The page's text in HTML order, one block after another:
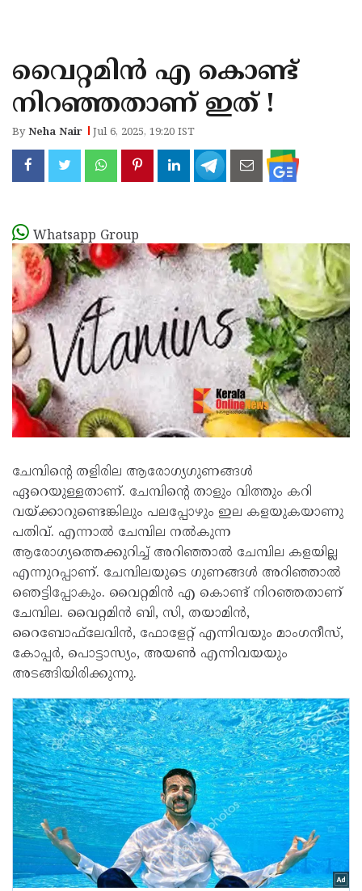
KANNUR
KASARAGOD
വൈറ്റമിന്‍ എ കൊണ്ട്
നിറഞ്ഞതാണ് ഇത് !
ByNeha Nair Jul 6, 2025, 19:20 IST
Whatsapp Group
ചേമ്പിന്റെ തളിരില ആരോഗ്യഗുണങ്ങൾ
ഏറെയുള്ളതാണ്. ചേമ്പിന്റെ താളും വിത്തും കറി
വയ്ക്കാറുണ്ടെങ്കിലും പലപ്പോഴും ഇല കളയുകയാണു
പതിവ്. എന്നാൽ ചേമ്പില നൽകുന്ന
ആരോഗ്യത്തെക്കുറിച്ച് അറിഞ്ഞാൽ ചേമ്പില കളയില്ല
എന്നുറപ്പാണ്. ചേമ്പിലയുടെ ഗുണങ്ങൾ അറിഞ്ഞാൽ
ഞെട്ടിപ്പോകും. വൈറ്റമിന്‍ എ കൊണ്ട് നിറഞ്ഞതാണ്
ചേമ്പില. വൈറ്റമിന്‍ ബി, സി, തയാമിന്‍,
റൈബോഫ്‌ലേവിന്‍, ഫോളേറ്റ് എന്നിവയും മാംഗനീസ്,
കോപ്പര്‍, പൊട്ടാസ്യം, അയണ്‍ എന്നിവയയും
അടങ്ങിയിരിക്കുന്നു.